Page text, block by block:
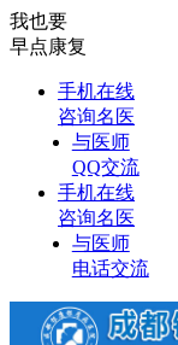
我也要
早点康复
手机在线
咨询名医
与医师
QQ交流
手机在线
咨询名医
与医师
电话交流